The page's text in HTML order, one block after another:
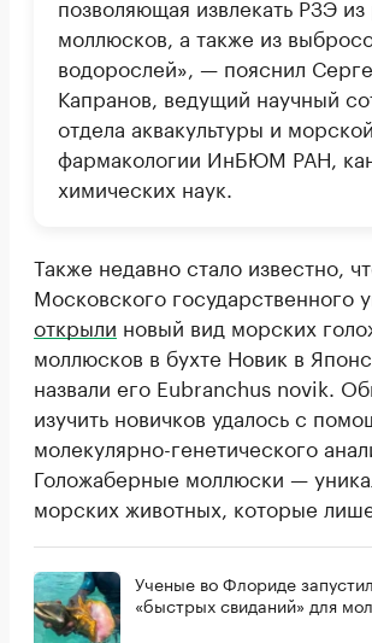
моллюсков, а также из
водорослей», — пояснил
Капранов, ведущий научный
отдела аквакультуры и морской
фармакологии ИнБЮМ РАН,
химических наук.
Также недавно стало известно,
Московского государственного
открыли новый вид морских
моллюсков в бухте Новик в
назвали его Eubranchus novik.
изучить новичков удалось с
молекулярно-генетического
Голожаберные моллюски —
морских животных, которые
Ученые во Флориде
«быстрых свиданий» для